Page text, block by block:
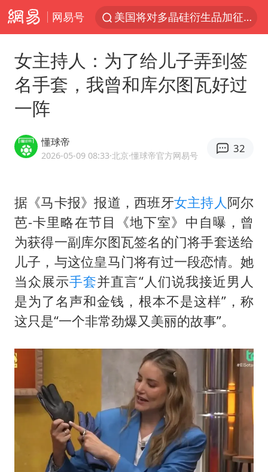
网易号
美国将对多晶硅衍生品加征15%关税
改名后的“青海拉面”店
勒沃库森U17主帅盛赞赵松源
1岁宝宝碰坏纸巾盒 宝妈被索赔924元
97岁英国奶奶飞上天再破吉尼斯纪录
“空调24小时开着更省电”不实
“不建议大家买深色蛋糕”
男子结婚8年3个女儿均非亲生
男子杀人后逃进深山21年活得像野人
47岁妈妈突然产女 26岁女儿：很震惊
女主持人：为了给儿子弄到签
名手套，我曾和库尔图瓦好过
一阵
懂球帝
2026-05-09 08:33·北京·懂球帝官方网易号
32
据《马卡报》报道，西班牙女主持人阿尔
芭-卡里略在节目《地下室》中自曝，曾
为获得一副库尔图瓦签名的门将手套送给
儿子，与这位皇马门将有过一段恋情。她
当众展示手套并直言“人们说我接近男人
是为了名声和金钱，根本不是这样”，称
这只是“一个非常劲爆又美丽的故事”。